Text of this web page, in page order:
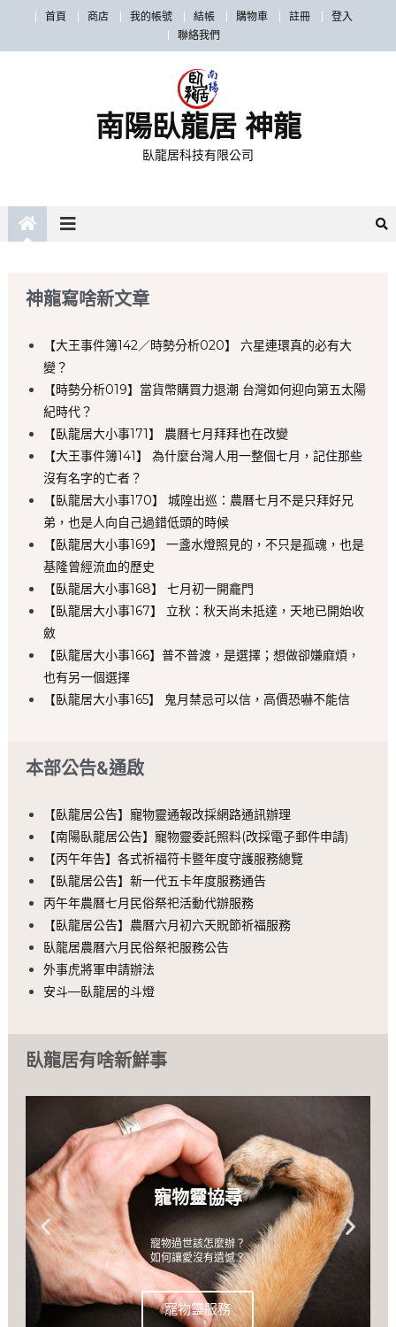
首頁 商店 我的帳號 結帳 購物車 註冊
登入
聯絡我們
南陽臥龍居 神龍
臥龍居科技有限公司
神龍寫啥新文章
【大王事件簿142／時勢分析020】 六星連環真的必有大
變？
【時勢分析019】當貨幣購買力退潮 台灣如何迎向第五太陽
紀時代？
【臥龍居大小事171】 農曆七月拜拜也在改變
【大王事件簿141】 為什麼台灣人用一整個七月，記住那些
沒有名字的亡者？
【臥龍居大小事170】 城隍出巡：農曆七月不是只拜好兄
弟，也是人向自己過錯低頭的時候
【臥龍居大小事169】 一盞水燈照見的，不只是孤魂，也是
基隆曾經流血的歷史
【臥龍居大小事168】 七月初一開龕門
【臥龍居大小事167】 立秋：秋天尚未抵達，天地已開始收
斂
【臥龍居大小事166】普不普渡，是選擇；想做卻嫌麻煩，
也有另一個選擇
【臥龍居大小事165】 鬼月禁忌可以信，高價恐嚇不能信
本部公告&通啟
【臥龍居公告】寵物靈通報改採網路通訊辦理
【南陽臥龍居公告】寵物靈委託照料(改採電子郵件申請)
【丙午年告】各式祈福符卡暨年度守護服務總覽
【臥龍居公告】新一代五卡年度服務通告
丙午年農曆七月民俗祭祀活動代辦服務
【臥龍居公告】農曆六月初六天貺節祈福服務
臥龍居農曆六月民俗祭祀服務公告
外事虎將軍申請辦法
安斗—臥龍居的斗燈
臥龍居有啥新鮮事
寵物靈協尋
寵物過世該怎麼辦？
如何讓愛沒有遺憾？
寵物靈服務
新一代五卡服務
丙午年年度護身卡申請
虎、斗、收驚護身卡
進入申請
農曆七月委託
丙午年農曆七月民俗祭祀委託
讓七月變得更溫馨與灣暖
進入申請
丙午年護身符卡
臥龍居年度發行符卡
幸福相伴、平安隨行
進入申請
寵物靈委託照料
他用一生為你相伴
你用尊嚴送他一程
進入申請
寵物靈協尋
寵物過世該怎麼辦？
如何讓愛沒有遺憾？
寵物靈服務
新一代五卡服務
丙午年年度護身卡申請
虎、斗、收驚護身卡
進入申請
農曆七月委託
丙午年農曆七月民俗祭祀委託
讓七月變得更溫馨與灣暖
進入申請
丙午年護身符卡
臥龍居年度發行符卡
幸福相伴、平安隨行
進入申請
寵物靈委託照料
他用一生為你相伴
你用尊嚴送他一程
進入申請
寵物靈協尋
寵物過世該怎麼辦？
如何讓愛沒有遺憾？
寵物靈服務
新一代五卡服務
丙午年年度護身卡申請
虎、斗、收驚護身卡
進入申請
農曆七月委託
丙午年農曆七月民俗祭祀委託
讓七月變得更溫馨與灣暖
進入申請
丙午年護身符卡
臥龍居年度發行符卡
幸福相伴、平安隨行
進入申請
寵物靈委託照料
他用一生為你相伴
你用尊嚴送他一程
進入申請